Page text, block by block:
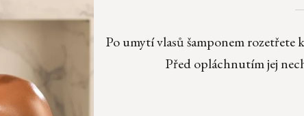
Po umytí vlasů šamponem rozetřete
Před opláchnutím jej